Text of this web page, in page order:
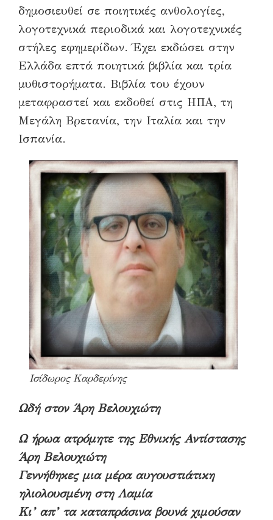
δημοσιευθεί σε ποιητικές ανθολογίες,
λογοτεχνικά περιοδικά και λογοτεχνικές
στήλες εφημερίδων. Έχει εκδώσει στην
Ελλάδα επτά ποιητικά βιβλία και τρία
μυθιστορήματα. Βιβλία του έχουν
μεταφραστεί και εκδοθεί στις ΗΠΑ, τη
Μεγάλη Βρετανία, την Ιταλία και την
Ισπανία.
Ισίδωρος Καρδερίνης
Ωδή στον Άρη Βελουχιώτη
Ω ήρωα ατρόμητε της Εθνικής Αντίστασης
Άρη Βελουχιώτη
Γεννήθηκες μια μέρα αυγουστιάτικη
ηλιολουσμένη στη Λαμία
Κι’ απ’ τα καταπράσινα βουνά χιμούσαν